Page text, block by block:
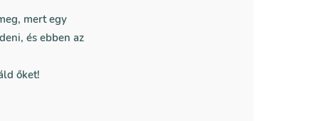
mert egy
és ebben az
őket!